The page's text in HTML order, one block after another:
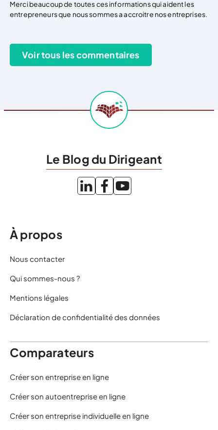
Merci beaucoup de toutes ces informations qui aident les
entrepreneurs que nous sommes a accroitre nos entreprises.
Le Blog du Dirigeant
À propos
Nous contacter
Qui sommes-nous ?
Mentions légales
Déclaration de confidentialité des données
Comparateurs
Créer son entreprise en ligne
Créer son autoentreprise en ligne
Créer son entreprise individuelle en ligne